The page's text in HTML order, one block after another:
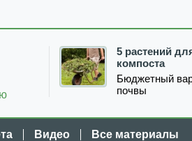
5 растений
компоста
Бюджетный
почвы
Видео Все материалы